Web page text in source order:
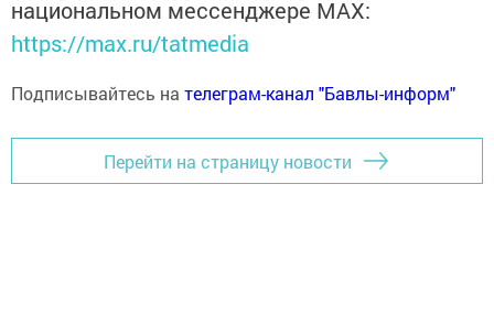
национальном мессенджере MАХ:
https://max.ru/tatmedia
Подписывайтесь на телеграм-канал "Бавлы-информ"
Перейти на страницу новости